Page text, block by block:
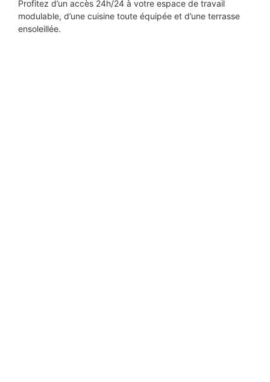
Profitez d’un accès 24h/24 à votre espace de travail
modulable, d’une cuisine toute équipée et d’une terrasse
ensoleillée.